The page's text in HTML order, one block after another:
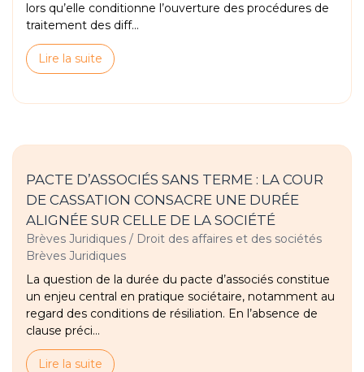
lors qu’elle conditionne l’ouverture des procédures de
traitement des diff...
Lire la suite
PACTE D’ASSOCIÉS SANS TERME : LA COUR
DE CASSATION CONSACRE UNE DURÉE
ALIGNÉE SUR CELLE DE LA SOCIÉTÉ
Brèves Juridiques / Droit des affaires et des sociétés
Brèves Juridiques
La question de la durée du pacte d’associés constitue
un enjeu central en pratique sociétaire, notamment au
regard des conditions de résiliation. En l’absence de
clause préci...
Lire la suite